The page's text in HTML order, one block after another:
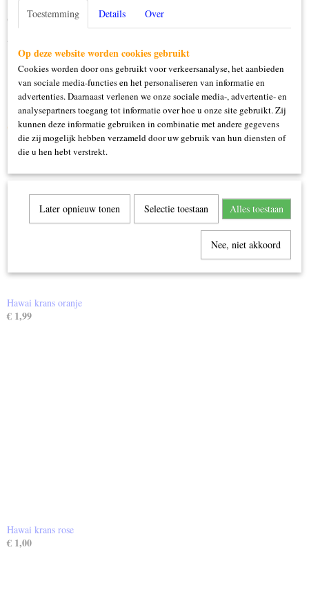
Productcode
87041
Omschrijving
Wit
Ook interessant
Hawai krans oranje
€ 1,99
Hawai krans rose
€ 1,00
Toestemming Details Over
Op deze website worden cookies gebruikt
Cookies worden door ons gebruikt voor verkeersanalyse, het aanbieden
van sociale media-functies en het personaliseren van informatie en
advertenties. Daarnaast verlenen we onze sociale media-, advertentie- en
analysepartners toegang tot informatie over hoe u onze site gebruikt. Zij
kunnen deze informatie gebruiken in combinatie met andere gegevens
die zij mogelijk hebben verzameld door uw gebruik van hun diensten of
die u hen hebt verstrekt.
Later opnieuw tonen Selectie toestaan Alles toestaan
Nee, niet akkoord